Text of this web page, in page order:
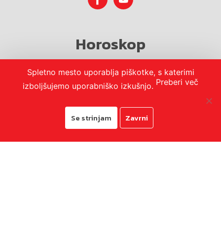
Horoskop
Spletno mesto uporablja piškotke, s katerimi
izboljšujemo uporabniško izkušnjo. Preberi več
Se strinjam Zavrni